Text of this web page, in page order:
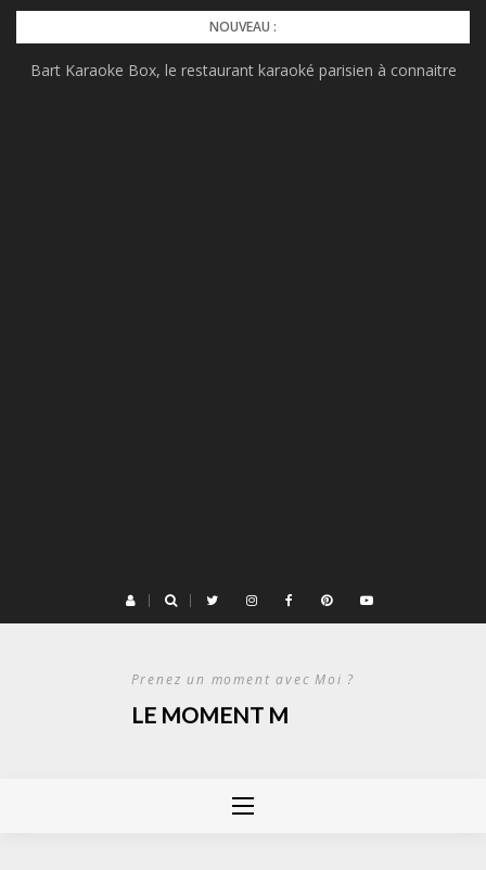
Skip
content
NOUVEAU :
Bart Karaoke Box, le restaurant karaoké parisien à connaitre
Prenez un moment avec Moi ?
LE MOMENT M